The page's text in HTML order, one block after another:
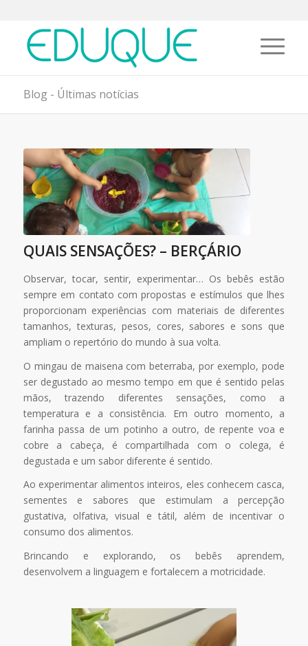
Blog - Últimas notícias
QUAIS SENSAÇÕES? – BERÇÁRIO
Observar, tocar, sentir, experimentar… Os bebês estão
sempre em contato com propostas e estímulos que lhes
proporcionam experiências com materiais de diferentes
tamanhos, texturas, pesos, cores, sabores e sons que
ampliam o repertório do mundo à sua volta.
O mingau de maisena com beterraba, por exemplo, pode
ser degustado ao mesmo tempo em que é sentido pelas
mãos, trazendo diferentes sensações, como a
temperatura e a consistência. Em outro momento, a
farinha passa de um potinho a outro, de repente voa e
cobre a cabeça, é compartilhada com o colega, é
degustada e um sabor diferente é sentido.
Ao experimentar alimentos inteiros, eles conhecem casca,
sementes e sabores que estimulam a percepção
gustativa, olfativa, visual e tátil, além de incentivar o
consumo dos alimentos.
Brincando e explorando, os bebês aprendem,
desenvolvem a linguagem e fortalecem a motricidade.